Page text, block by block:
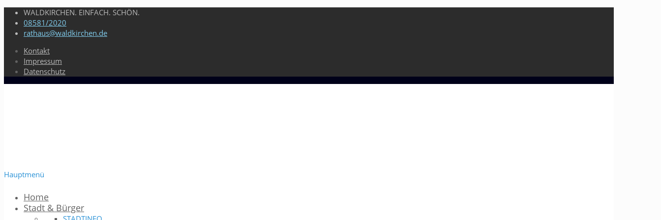
WALDKIRCHEN. EINFACH. SCHÖN.
08581/2020
rathaus@waldkirchen.de
Kontakt
Impressum
Datenschutz
Hauptmenü
Home
Stadt & Bürger